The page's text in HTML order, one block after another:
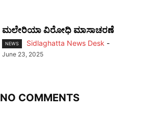
ಮಲೇರಿಯಾ ವಿರೋಧಿ ಮಾಸಾಚರಣೆ
NEWS Sidlaghatta News Desk -
June 23, 2025
NO COMMENTS